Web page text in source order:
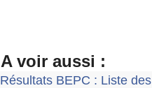
A voir aussi :
Résultats BEPC : Liste